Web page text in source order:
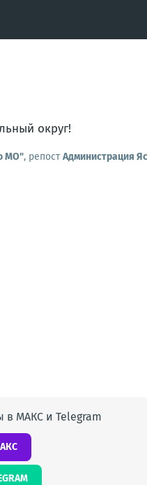
округ!
МО", репостАдминистрация
в МАКС и Telegram